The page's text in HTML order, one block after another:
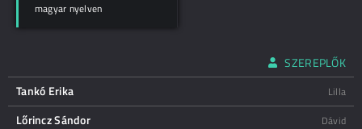
magyar nyelven
SZEREPLŐK
Tankó Erika
Lilla
Lőrincz Sándor Dávid